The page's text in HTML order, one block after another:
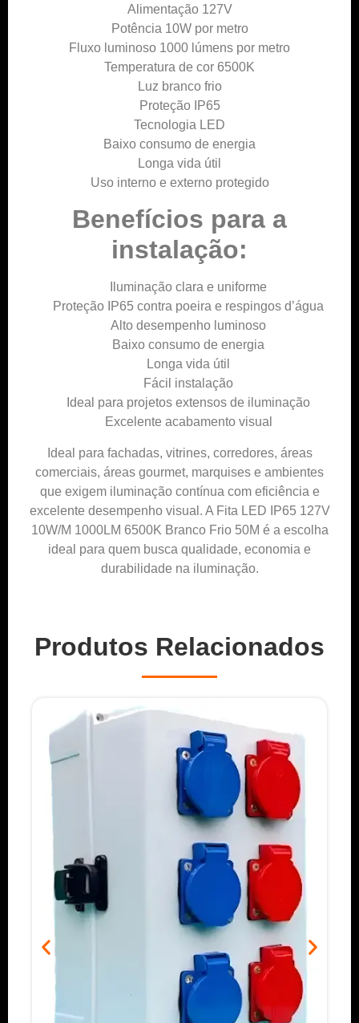
Alimentação 127V
Potência 10W por metro
Fluxo luminoso 1000 lúmens por metro
Temperatura de cor 6500K
Luz branco frio
Proteção IP65
Tecnologia LED
Baixo consumo de energia
Longa vida útil
Uso interno e externo protegido
Benefícios para a
instalação:
Iluminação clara e uniforme
Proteção IP65 contra poeira e respingos d’água
Alto desempenho luminoso
Baixo consumo de energia
Longa vida útil
Fácil instalação
Ideal para projetos extensos de iluminação
Excelente acabamento visual
Ideal para fachadas, vitrines, corredores, áreas
comerciais, áreas gourmet, marquises e ambientes
que exigem iluminação contínua com eficiência e
excelente desempenho visual. A Fita LED IP65 127V
10W/M 1000LM 6500K Branco Frio 50M é a escolha
ideal para quem busca qualidade, economia e
durabilidade na iluminação.
Produtos Relacionados